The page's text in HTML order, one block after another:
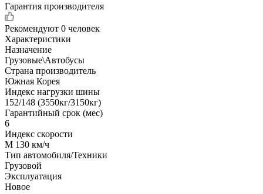
Гарантия производителя
Рекомендуют 0 человек
Характеристики
Назначение
Грузовые\Автобусы
Страна производитель
Южная Корея
Индекс нагрузки шины
152/148 (3550кг/3150кг)
Гарантийный срок (мес)
6
Индекс скорости
M 130 км/ч
Тип автомобиля/Техники
Грузовой
Эксплуатация
Новое